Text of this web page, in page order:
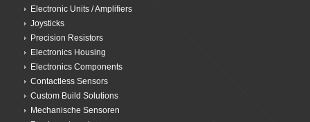
Electronic Units / Amplifiers
Joysticks
Precision Resistors
Electronics Housing
Electronics Components
Contactless Sensors
Custom Build Solutions
Mechanische Sensoren